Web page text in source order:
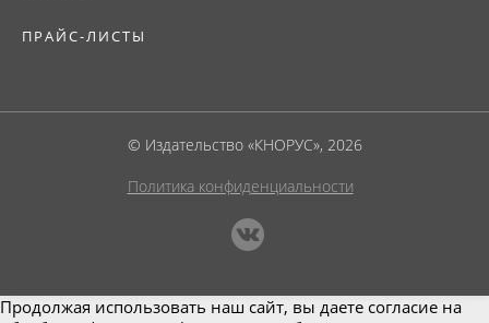
ПРАЙС-ЛИСТЫ
© Издательство «КНОРУС», 2026
Политика конфиденциальности
Продолжая использовать наш сайт, вы даете согласие на